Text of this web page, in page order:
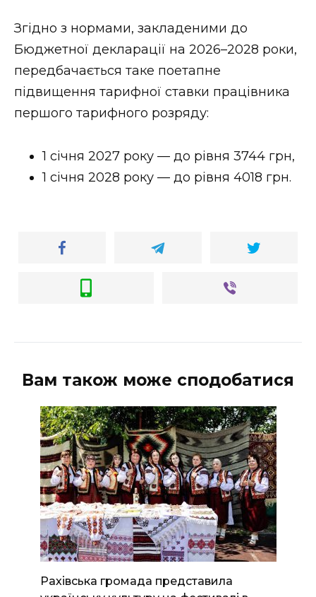
Згідно з нормами, закладеними до
Бюджетної декларації на 2026–2028 роки,
передбачається таке поетапне
підвищення тарифної ставки працівника
першого тарифного розряду:
1 січня 2027 року — до рівня 3744 грн,
1 січня 2028 року — до рівня 4018 грн.
Вам також може сподобатися
Рахівська громада представила